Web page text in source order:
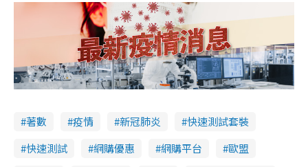
著數 疫情 新冠肺炎
快速測試套裝
快速測試
網購優惠 網購平台
歐盟